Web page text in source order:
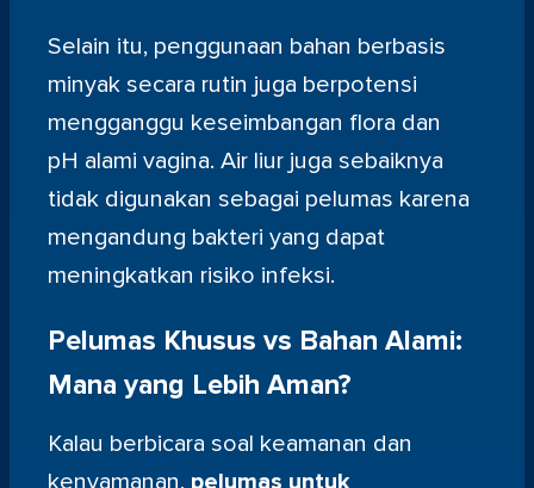
Selain itu, penggunaan bahan berbasis
minyak secara rutin juga berpotensi
mengganggu keseimbangan flora dan
pH alami vagina. Air liur juga sebaiknya
tidak digunakan sebagai pelumas karena
mengandung bakteri yang dapat
meningkatkan risiko infeksi.
Pelumas Khusus vs Bahan Alami:
Mana yang Lebih Aman?
Kalau berbicara soal keamanan dan
kenyamanan, pelumas untuk